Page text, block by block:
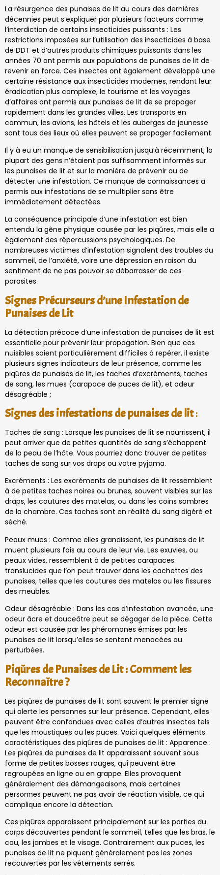
La résurgence des punaises de lit au cours des dernières
décennies peut s’expliquer par plusieurs facteurs comme
l’interdiction de certains insecticides puissants : Les
restrictions imposées sur l’utilisation des insecticides à base
de DDT et d’autres produits chimiques puissants dans les
années 70 ont permis aux populations de punaises de lit de
revenir en force. Ces insectes ont également développé une
certaine résistance aux insecticides modernes, rendant leur
éradication plus complexe, le tourisme et les voyages
d’affaires ont permis aux punaises de lit de se propager
rapidement dans les grandes villes. Les transports en
commun, les avions, les hôtels et les auberges de jeunesse
sont tous des lieux où elles peuvent se propager facilement.
Il y à eu un manque de sensibilisation jusqu’à récemment, la
plupart des gens n’étaient pas suffisamment informés sur
les punaises de lit et sur la manière de prévenir ou de
détecter une infestation. Ce manque de connaissances a
permis aux infestations de se multiplier sans être
immédiatement détectées.
La conséquence principale d’une infestation est bien
entendu la gêne physique causée par les piqûres, mais elle a
également des répercussions psychologiques. De
nombreuses victimes d’infestation signalent des troubles du
sommeil, de l’anxiété, voire une dépression en raison du
sentiment de ne pas pouvoir se débarrasser de ces
parasites.
Signes Précurseurs d’une Infestation de
Punaises de Lit
La détection précoce d’une infestation de punaises de lit est
essentielle pour prévenir leur propagation. Bien que ces
nuisibles soient particulièrement difficiles à repérer, il existe
plusieurs signes indicateurs de leur présence, comme les
piqûres de punaises de lit, les taches d’excréments, taches
de sang, les mues (carapace de puces de lit), et odeur
désagréable ;
Signes des infestations de punaises de lit:
Taches de sang : Lorsque les punaises de lit se nourrissent, il
peut arriver que de petites quantités de sang s’échappent
de la peau de l’hôte. Vous pourriez donc trouver de petites
taches de sang sur vos draps ou votre pyjama.
Excréments : Les excréments de punaises de lit ressemblent
à de petites taches noires ou brunes, souvent visibles sur les
draps, les coutures des matelas, ou dans les coins sombres
de la chambre. Ces taches sont en réalité du sang digéré et
séché.
Peaux mues : Comme elles grandissent, les punaises de lit
muent plusieurs fois au cours de leur vie. Les exuvies, ou
peaux vides, ressemblent à de petites carapaces
translucides que l’on peut trouver dans les cachettes des
punaises, telles que les coutures des matelas ou les fissures
des meubles.
Odeur désagréable : Dans les cas d’infestation avancée, une
odeur âcre et douceâtre peut se dégager de la pièce. Cette
odeur est causée par les phéromones émises par les
punaises de lit lorsqu’elles se sentent menacées ou
perturbées.
Piqûres de Punaises de Lit : Comment les
Reconnaître ?
Les piqûres de punaises de lit sont souvent le premier signe
qui alerte les personnes sur leur présence. Cependant, elles
peuvent être confondues avec celles d’autres insectes tels
que les moustiques ou les puces. Voici quelques éléments
caractéristiques des piqûres de punaises de lit : Apparence :
Les piqûres de punaises de lit apparaissent souvent sous
forme de petites bosses rouges, qui peuvent être
regroupées en ligne ou en grappe. Elles provoquent
généralement des démangeaisons, mais certaines
personnes peuvent ne pas avoir de réaction visible, ce qui
complique encore la détection.
Ces piqûres apparaissent principalement sur les parties du
corps découvertes pendant le sommeil, telles que les bras, le
cou, les jambes et le visage. Contrairement aux puces, les
punaises de lit ne piquent généralement pas les zones
recouvertes par les vêtements serrés.